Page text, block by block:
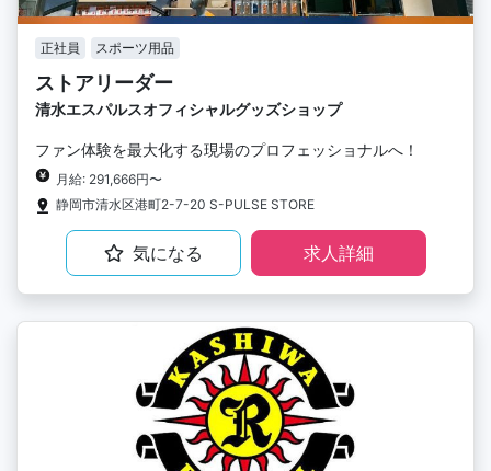
正社員 スポーツ用品
ストアリーダー
清水エスパルスオフィシャルグッズショップ
ファン体験を最大化する現場のプロフェッショナルへ！
月給: 291,666円〜
静岡市清水区港町2-7-20 S-PULSE STORE
気になる 求人詳細